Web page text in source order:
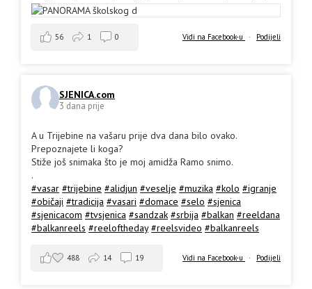
Vidi na Facebook-u · Podijeli
56 1 0
SJENICA.com
3 dana prije
A u Trijebine na vašaru prije dva dana bilo ovako.
Prepoznajete li koga?
Stiže još snimaka što je moj amidža Ramo snimo.
.
#vasar #trijebine #alidjun #veselje #muzika #kolo #igranje
#običaji #tradicija #vasari #domace #selo #sjenica
#sjenicacom #tvsjenica #sandzak #srbija #balkan #reeldana
#balkanreels #reeloftheday #reelsvideo #balkanreels
Vidi na Facebook-u · Podijeli
488 14 19